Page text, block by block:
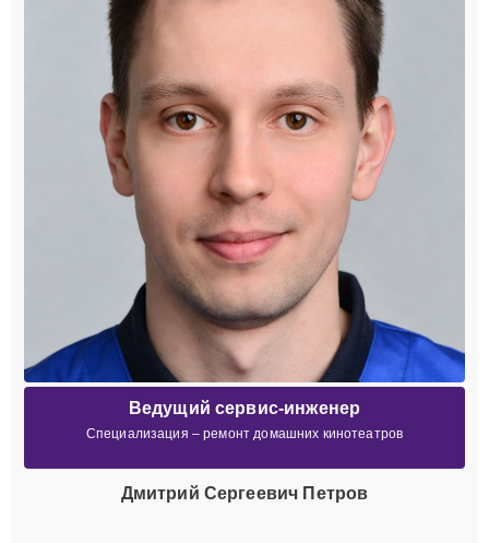
Ведущий сервис-инженер
Специализация – ремонт домашних кинотеатров
Дмитрий Сергеевич Петров